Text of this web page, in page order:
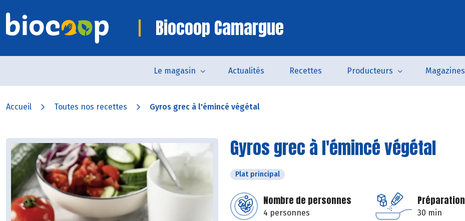
Biocoop Camargue
Le magasin Actualités Recettes Producteurs Magazines
Accueil Toutes nos recettes Gyros grec à l'émincé végétal
Gyros grec à l'émincé végétal
Plat principal
Nombre de personnes
4 personnes
Préparation
30 min